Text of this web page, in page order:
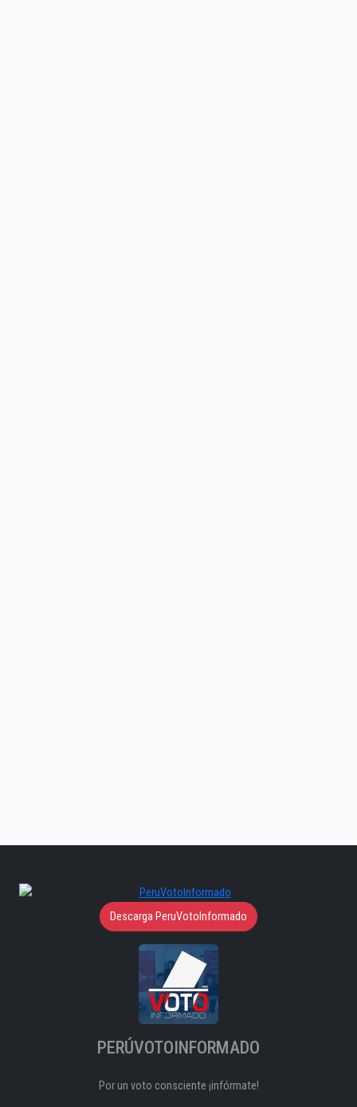
Descarga PeruVotoInformado
PERÚVOTOINFORMADO
Por un voto consciente ¡infórmate!